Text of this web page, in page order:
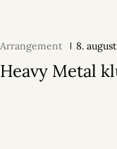
Arrangement 8.
Heavy Metal